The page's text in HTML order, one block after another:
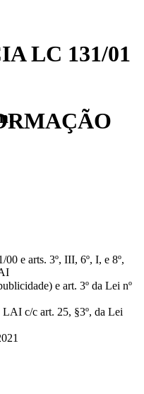
LC 131/01
e arts. 3º, III, 6º, I, e 8º,
e art. 3º da Lei nº
c/c art. 25, §3º, da Lei